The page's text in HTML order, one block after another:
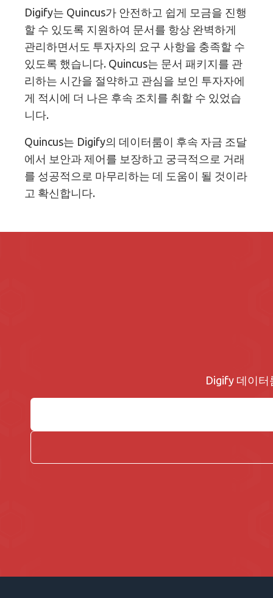
Digify는 Quincus가 안전하고 쉽게 모금을 진행
할 수 있도록 지원하여 문서를 항상 완벽하게
관리하면서도 투자자의 요구 사항을 충족할 수
있도록 했습니다. Quincus는 문서 패키지를 관
리하는 시간을 절약하고 관심을 보인 투자자에
게 적시에 더 나은 후속 조치를 취할 수 있었습
니다.
Quincus는 Digify의 데이터룸이 후속 자금 조달
에서 보안과 제어를 보장하고 궁극적으로 거래
를 성공적으로 마무리하는 데 도움이 될 것이라
고 확신합니다.
Digify 데이터